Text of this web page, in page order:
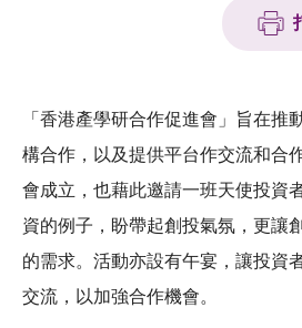
「香港產學研合作促進會」旨在推
構合作，以及提供平台作交流和合
會成立，也藉此邀請一班天使投資
資的例子，盼帶起創投氣氛，更讓
的需求。活動亦設有午宴，讓投資
交流，以加強合作機會。